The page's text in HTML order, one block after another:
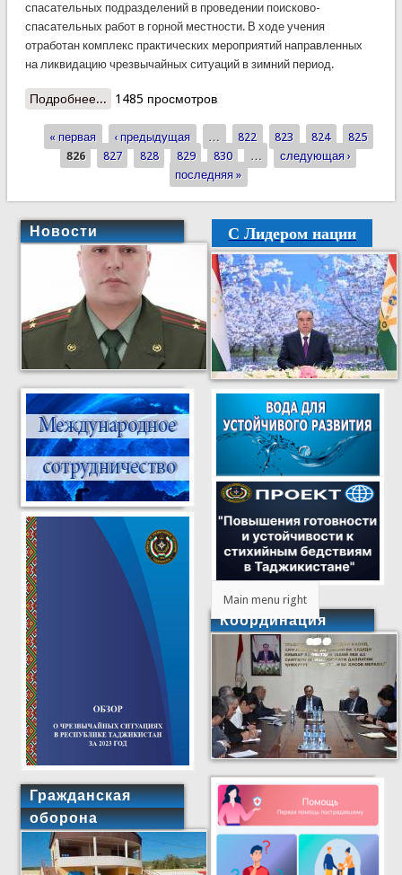
спасательных подразделений в проведении поисково-
спасательных работ в горной местности. В ходе учения
отработан комплекс практических мероприятий направленных
на ликвидацию чрезвычайных ситуаций в зимний период.
Подробнее... о Спасатели КЧС по Хатлонской области провели
1485 просмотров
Страницы
« первая ‹ предыдущая … 822 823 824
825
826
827 828 829 830 …
следующая ›
последняя »
Новости
Гражданская
оборона
С Лидером нации
Main menu right
Координация